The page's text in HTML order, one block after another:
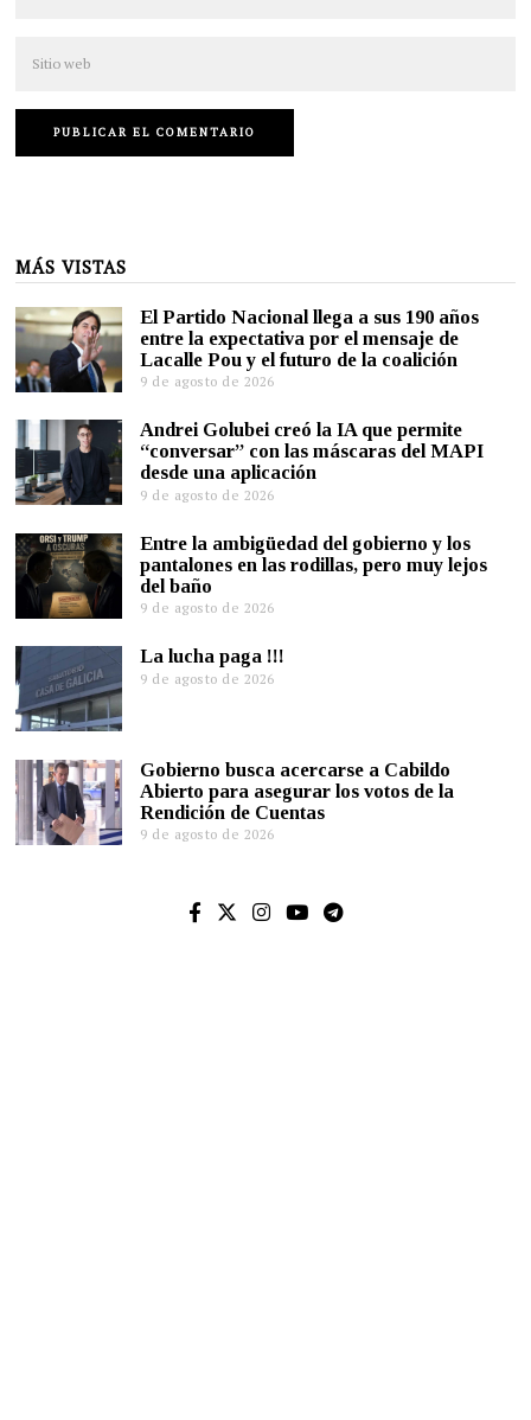
MÁS VISTAS
El Partido Nacional llega a sus 190 años
entre la expectativa por el mensaje de
Lacalle Pou y el futuro de la coalición
9 de agosto de 2026
Andrei Golubei creó la IA que permite
“conversar” con las máscaras del MAPI
desde una aplicación
9 de agosto de 2026
Entre la ambigüedad del gobierno y los
pantalones en las rodillas, pero muy lejos
del baño
9 de agosto de 2026
La lucha paga !!!
9 de agosto de 2026
Gobierno busca acercarse a Cabildo
Abierto para asegurar los votos de la
Rendición de Cuentas
9 de agosto de 2026